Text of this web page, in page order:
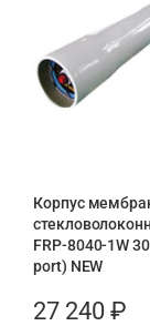
Корпус
FRP-8040-1W
port) NEW
27 240 ₽